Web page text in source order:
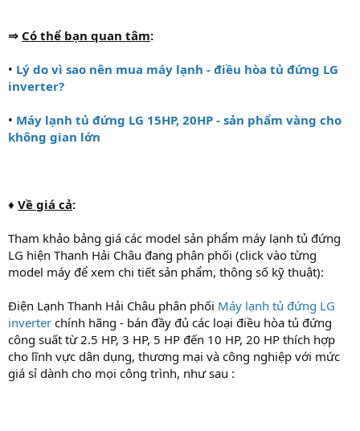
⇒ Có thể bạn quan tâm:
• Lý do vì sao nên mua máy lạnh - điều hòa tủ đứng LG
inverter?
• Máy lạnh tủ đứng LG 15HP, 20HP - sản phẩm vàng cho
không gian lớn
♦ Về giá cả:
Tham khảo bảng giá các model sản phẩm máy lạnh tủ đứng
LG hiện Thanh Hải Châu đang phân phối (click vào từng
model máy để xem chi tiết sản phẩm, thông số kỹ thuật):
Điện Lạnh Thanh Hải Châu phân phối Máy lạnh tủ đứng LG
inverter chính hãng - bán đầy đủ các loại điều hòa tủ đứng
công suất từ 2.5 HP, 3 HP, 5 HP đến 10 HP, 20 HP thích hợp
cho lĩnh vực dân dụng, thương mại và công nghiệp với mức
giá sỉ dành cho mọi công trình, như sau :